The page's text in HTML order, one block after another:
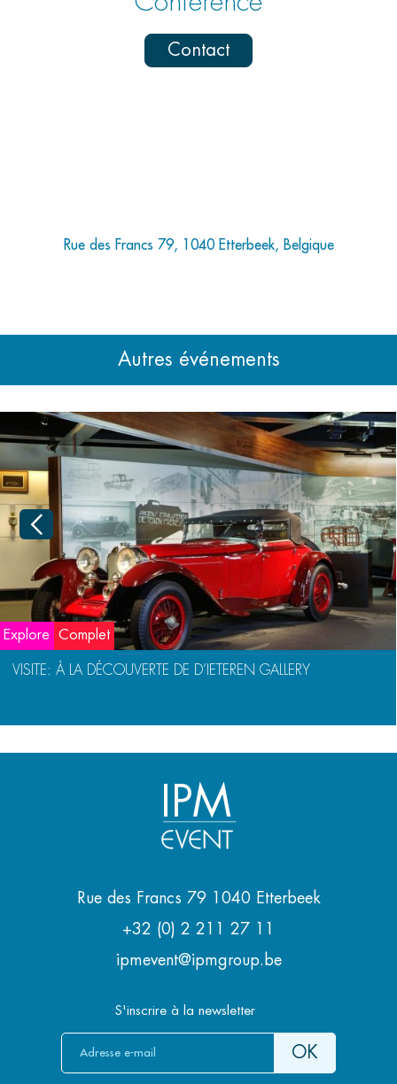
Contact
Rue des Francs 79, 1040 Etterbeek, Belgique
Autres événements
Explore Complet
VISITE: À LA DÉCOUVERTE DE D’IETEREN GALLERY
IPM
Rue des Francs 79 1040 Etterbeek
+32 (0) 2 211 27 11
ipmevent@ipmgroup.be
S'inscrire à la newsletter